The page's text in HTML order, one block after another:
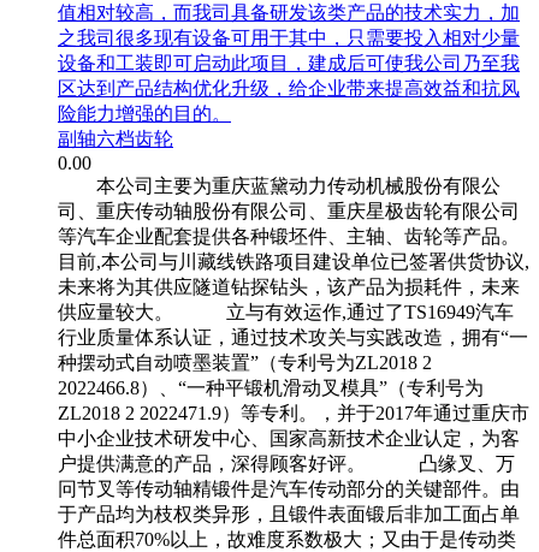
值相对较高，而我司具备研发该类产品的技术实力，加
之我司很多现有设备可用于其中，只需要投入相对少量
设备和工装即可启动此项目，建成后可使我公司乃至我
区达到产品结构优化升级，给企业带来提高效益和抗风
险能力增强的目的。
副轴六档齿轮
0.00
本公司主要为重庆蓝黛动力传动机械股份有限公
司、重庆传动轴股份有限公司、重庆星极齿轮有限公司
等汽车企业配套提供各种锻坯件、主轴、齿轮等产品。
目前,本公司与川藏线铁路项目建设单位已签署供货协议,
未来将为其供应隧道钻探钻头，该产品为损耗件，未来
供应量较大。 立与有效运作,通过了TS16949汽车
行业质量体系认证，通过技术攻关与实践改造，拥有“一
种摆动式自动喷墨装置”（专利号为ZL2018 2
2022466.8）、“一种平锻机滑动叉模具”（专利号为
ZL2018 2 2022471.9）等专利。，并于2017年通过重庆市
中小企业技术研发中心、国家高新技术企业认定，为客
户提供满意的产品，深得顾客好评。 凸缘叉、万
冋节叉等传动轴精锻件是汽车传动部分的关键部件。由
于产品均为枝权类异形，且锻件表面锻后非加工面占单
件总面积70%以上，故难度系数极大；又由于是传动类